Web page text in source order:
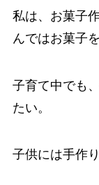
私は、お菓子
んではお菓子
子育て中でも
たい。
子供には手作